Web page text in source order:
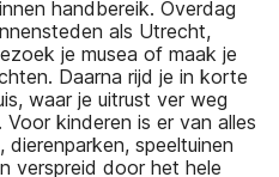
handbereik. Overdag
als Utrecht,
je musea of maak je
Daarna rijd je in korte
waar je uitrust ver weg
kinderen is er van alles
speeltuinen
verspreid door het hele